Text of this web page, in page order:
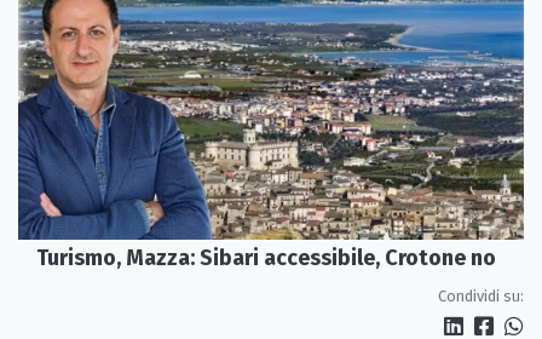
Turismo, Mazza: Sibari accessibile, Crotone no
Condividi su: